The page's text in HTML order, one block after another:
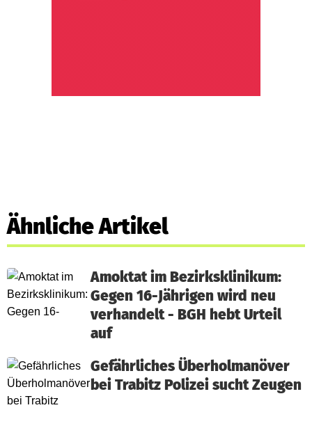
Ähnliche Artikel
Amoktat im Bezirksklinikum:
Gegen 16-Jährigen wird neu
verhandelt - BGH hebt Urteil
auf
Gefährliches Überholmanöver
bei Trabitz Polizei sucht Zeugen